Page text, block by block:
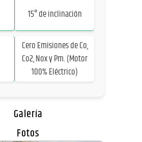
15° de inclinación
Cero Emisiones de Co,
Co2, Nox y Pm. (Motor
100% Eléctrico)
Galería
Fotos